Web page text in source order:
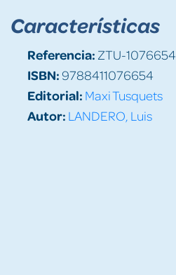
Características
Referencia: ZTU-1076654
ISBN:9788411076654
Editorial: Maxi Tusquets
Autor: LANDERO, Luis